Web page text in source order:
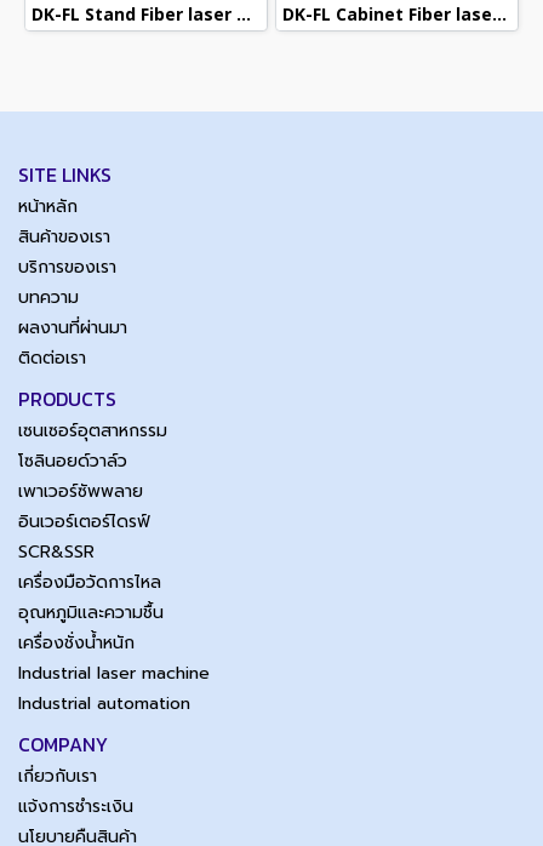
DK-FL Stand Fiber laser marking machine DK-FL Cabinet Fiber laser marking machine
SITE LINKS
หน้าหลัก
สินค้าของเรา
บริการของเรา
บทความ
ผลงานที่ผ่านมา
ติดต่อเรา
PRODUCTS
เซนเซอร์อุตสาหกรรม
โซลินอยด์วาล์ว
เพาเวอร์ซัพพลาย
อินเวอร์เตอร์ไดรฟ์
SCR&SSR
เครื่องมือวัดการไหล
อุณหภูมิและความชื้น
เครื่องชั่งน้ำหนัก
Industrial laser machine
Industrial automation
COMPANY
เกี่ยวกับเรา
แจ้งการชำระเงิน
นโยบายคืนสินค้า